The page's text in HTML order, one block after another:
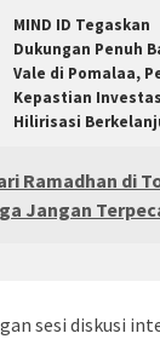
MIND ID Tegaskan
Dukungan Penuh
Vale di Pomalaa,
Kepastian
Hilirisasi
Ramadhan di
Jangan
sesi diskusi